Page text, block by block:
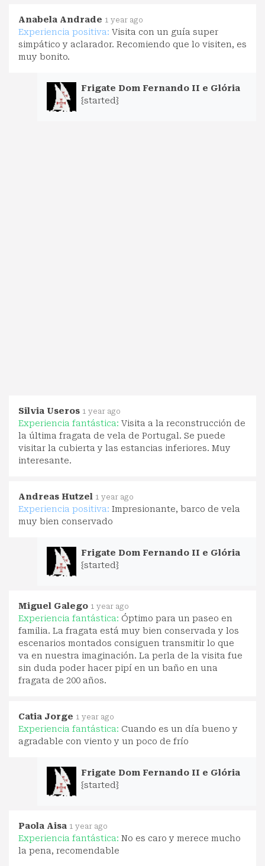
Anabela Andrade 1 year ago
Experiencia positiva: Visita con un guía super
simpático y aclarador. Recomiendo que lo visiten, es
muy bonito.
Frigate Dom Fernando II e Glória
{started}
Silvia Useros 1 year ago
Experiencia fantástica: Visita a la reconstrucción de
la última fragata de vela de Portugal. Se puede
visitar la cubierta y las estancias inferiores. Muy
interesante.
Andreas Hutzel 1 year ago
Experiencia positiva: Impresionante, barco de vela
muy bien conservado
Frigate Dom Fernando II e Glória
{started}
Miguel Galego 1 year ago
Experiencia fantástica: Óptimo para un paseo en
familia. La fragata está muy bien conservada y los
escenarios montados consiguen transmitir lo que
va en nuestra imaginación. La perla de la visita fue
sin duda poder hacer pipí en un baño en una
fragata de 200 años.
Catia Jorge 1 year ago
Experiencia fantástica: Cuando es un día bueno y
agradable con viento y un poco de frío
Frigate Dom Fernando II e Glória
{started}
Paola Aisa 1 year ago
Experiencia fantástica: No es caro y merece mucho
la pena, recomendable